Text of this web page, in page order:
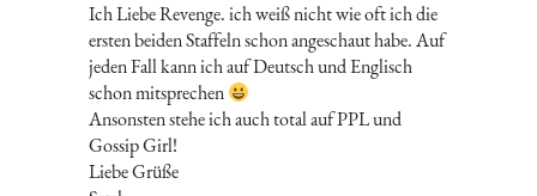
Ich Liebe Revenge. ich weiß nicht wie oft ich die
ersten beiden Staffeln schon angeschaut habe. Auf
jeden Fall kann ich auf Deutsch und Englisch
schon mitsprechen
Ansonsten stehe ich auch total auf PPL und
Gossip Girl!
Liebe Grüße